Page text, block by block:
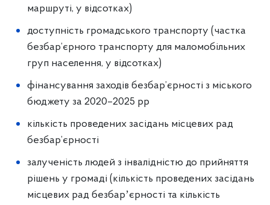
маршруті, у відсотках)
доступність громадського транспорту (частка
безбар’єрного транспорту для маломобільних
груп населення, у відсотках)
фінансування заходів безбар’єрності з міського
бюджету за 2020–2025 рр
кількість проведених засідань місцевих рад
безбар’єрності
залученість людей з інвалідністю до прийняття
рішень у громаді (кількість проведених засідань
місцевих рад безбарʼєрності та кількість